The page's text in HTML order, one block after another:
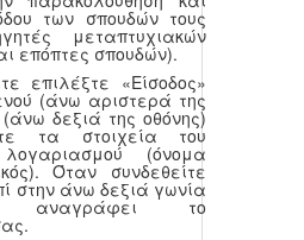
των σπουδών τους
μεταπτυχιακών
επόπτες σπουδών).
επιλέξτε «Είσοδος»
(άνω αριστερά της
δεξιά της οθόνης)
τα στοιχεία του
(όνομα
Όταν συνδεθείτε
στην άνω δεξιά γωνία
αναγράφει το